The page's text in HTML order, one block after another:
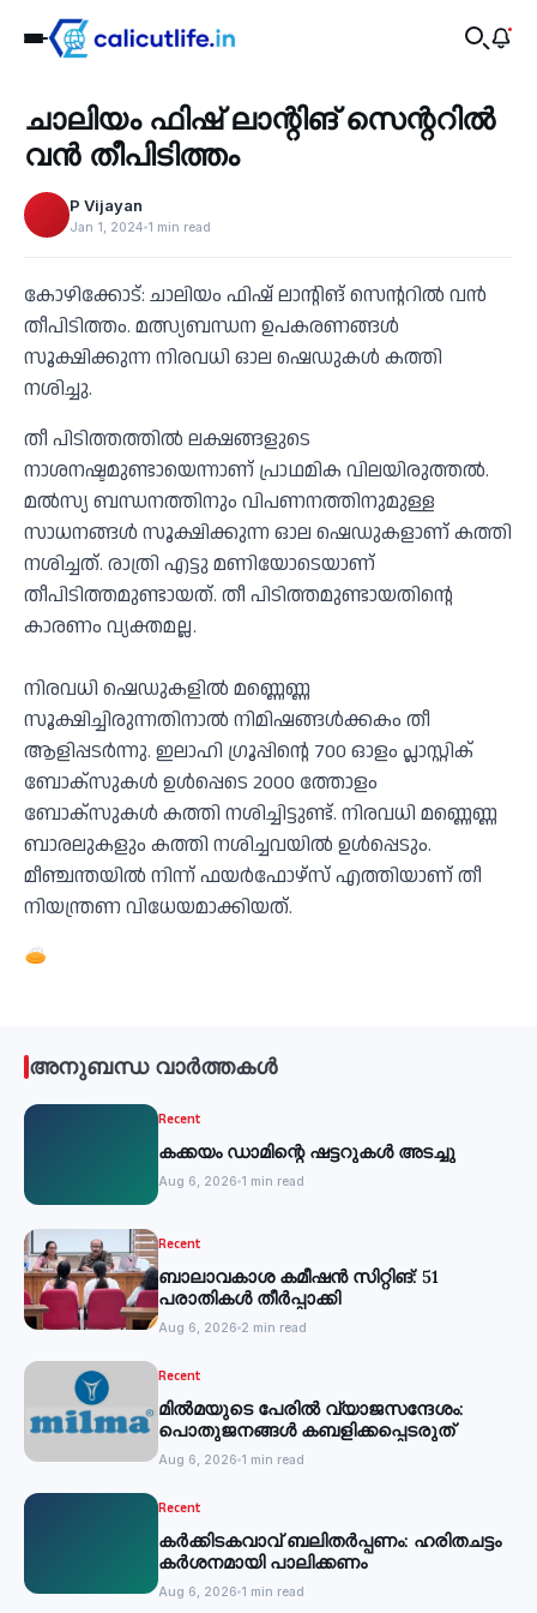
‹
Recent
ചാലിയം ഫിഷ് ലാന്റിങ് സെന്ററിൽ
വൻ തീപിടിത്തം
P Vijayan
Jan 1, 2024 1 min read
കോഴിക്കോട്: ചാലിയം ഫിഷ് ലാന്റിങ് സെന്ററിൽ വൻ
തീപിടിത്തം. മത്സ്യബന്ധന ഉപകരണങ്ങൾ
സൂക്ഷിക്കുന്ന നിരവധി ഓല ഷെഡുകൾ കത്തി
നശിച്ചു.
തീ പിടിത്തത്തിൽ ലക്ഷങ്ങളുടെ
നാശനഷ്ടമുണ്ടായെന്നാണ് പ്രാഥമിക വിലയിരുത്തൽ.
മൽസ്യ ബന്ധനത്തിനും വിപണനത്തിനുമുള്ള
സാധനങ്ങൾ സൂക്ഷിക്കുന്ന ഓല ഷെഡുകളാണ് കത്തി
നശിച്ചത്. രാത്രി എട്ടു മണിയോടെയാണ്
തീപിടിത്തമുണ്ടായത്. തീ പിടിത്തമുണ്ടായതിന്റെ
കാരണം വ്യക്തമല്ല.
നിരവധി ഷെഡുകളിൽ മണ്ണെണ്ണ
സൂക്ഷിച്ചിരുന്നതിനാൽ നിമിഷങ്ങൾക്കകം തീ
ആളിപ്പടർന്നു. ഇലാഹി ഗ്രൂപ്പിന്റെ 700 ഓളം പ്ലാസ്റ്റിക്
ബോക്സുകൾ ഉൾപ്പെടെ 2000 ത്തോളം
ബോക്സുകൾ കത്തി നശിച്ചിട്ടുണ്ട്. നിരവധി മണ്ണെണ്ണ
ബാരലുകളും കത്തി നശിച്ചവയിൽ ഉൾപ്പെടും.
മീഞ്ചന്തയിൽ നിന്ന് ഫയർഫോഴ്സ് എത്തിയാണ് തീ
നിയന്ത്രണ വിധേയമാക്കിയത്.
അനുബന്ധ വാർത്തകൾ
Recent
കക്കയം ഡാമിന്റെ ഷട്ടറുകള്‍ അടച്ചു
Aug 6, 2026 1 min read
Recent
ബാലാവകാശ കമീഷന്‍ സിറ്റിങ്: 51
പരാതികള്‍ തീര്‍പ്പാക്കി
Aug 6, 2026 2 min read
Recent
മില്‍മയുടെ പേരില്‍ വ്യാജസന്ദേശം:
പൊതുജനങ്ങള്‍ കബളിക്കപ്പെടരുത്
Aug 6, 2026 1 min read
Recent
കര്‍ക്കിടകവാവ് ബലിതര്‍പ്പണം: ഹരിതചട്ടം
കര്‍ശനമായി പാലിക്കണം
Aug 6, 2026 1 min read